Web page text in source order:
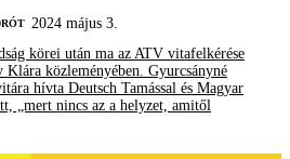
2024 május 3.
körei után ma az ATV vitafelkérése
közleményében. Gyurcsányné
hívta Deutsch Tamással és Magyar
„mert nincs az a helyzet, amitől